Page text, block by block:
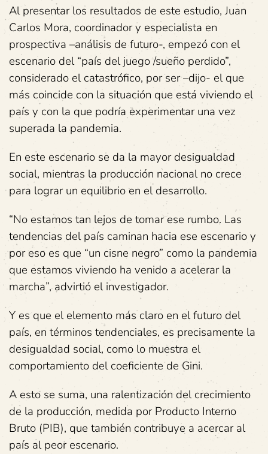
Al presentar los resultados de este estudio, Juan
Carlos Mora, coordinador y especialista en
prospectiva –análisis de futuro-, empezó con el
escenario del “país del juego /sueño perdido”,
considerado el catastrófico, por ser –dijo- el que
más coincide con la situación que está viviendo el
país y con la que podría experimentar una vez
superada la pandemia.
En este escenario se da la mayor desigualdad
social, mientras la producción nacional no crece
para lograr un equilibrio en el desarrollo.
“No estamos tan lejos de tomar ese rumbo. Las
tendencias del país caminan hacia ese escenario y
por eso es que “un cisne negro” como la pandemia
que estamos viviendo ha venido a acelerar la
marcha”, advirtió el investigador.
Y es que el elemento más claro en el futuro del
país, en términos tendenciales, es precisamente la
desigualdad social, como lo muestra el
comportamiento del coeficiente de Gini.
A esto se suma, una ralentización del crecimiento
de la producción, medida por Producto Interno
Bruto (PIB), que también contribuye a acercar al
país al peor escenario.